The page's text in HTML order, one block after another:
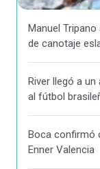
Manuel
de canotaje
River llegó a
al fútbol
Boca confirmó
Enner Valencia